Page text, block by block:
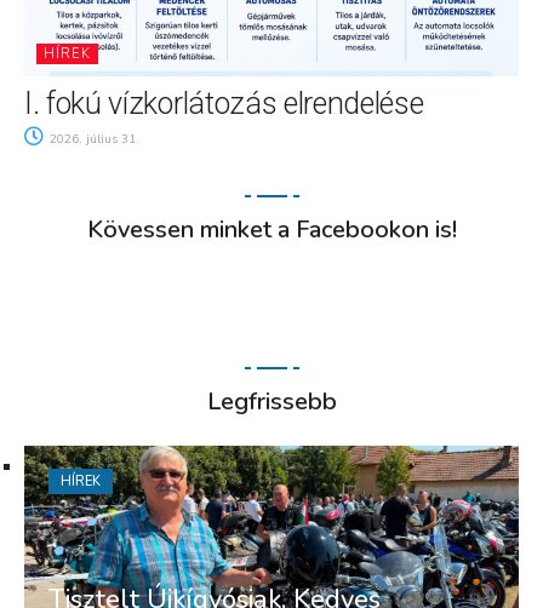
HÍREK
I. fokú vízkorlátozás elrendelése
2026. július 31.
Kövessen minket a Facebookon is!
Legfrissebb
Tisztelt Újkígyósiak, Kedves
HÍREK